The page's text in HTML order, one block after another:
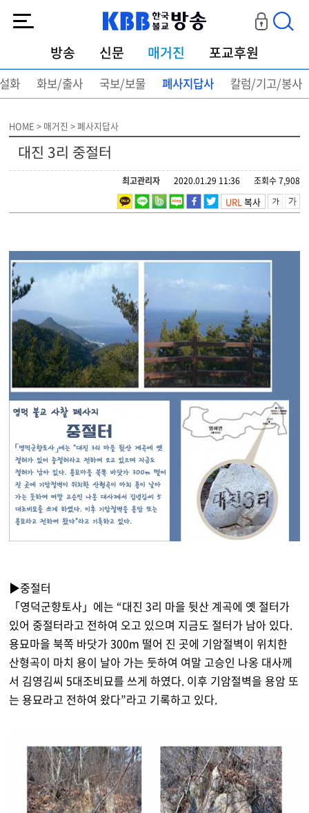
방송 신문 매거진 포교후원
화 화보/출사 국보/보물 폐사지답사 칼럼/기고/봉사
HOME > 매거진 > 폐사지답사
대진 3리 중절터
조회수 7,908
2020.01.29 11:36
최고관리자
URL복사
▶중절터
「영덕군향토사」에는 “대진 3리 마을 뒷산 계곡에 옛 절터가
있어 중절터라고 전하여 오고 있으며 지금도 절터가 남아 있다.
용묘마을 북쪽 바닷가 300m 떨어 진 곳에 기암절벽이 위치한
산형곡이 마치 용이 날아 가는 둣하여 여말 고승인 나옹 대사께
서 김영김씨 5대조비묘를 쓰게 하였다. 이후 기암절벽을 용암 또
는 용묘라고 전하여 왔다”라고 기록하고 있다.